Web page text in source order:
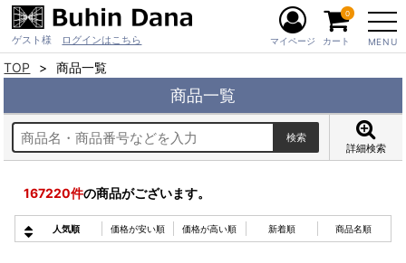
ゲスト様 ログインはこちら MENU
マイページ カート
0
TOP 商品一覧
商品一覧
詳細検索
167220件の商品がございます。
人気順 価格が安い順 価格が高い順 新着順 商品名順